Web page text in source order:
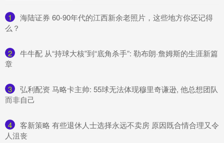
1
​海陆证券 60-90年代的江西新余老照片，这些地方你还记得
么？
2
​牛牛配 从“持球大核”到“底角杀手”: 勒布朗·詹姆斯的生涯新篇
章
3
​弘利配资 马略卡主帅: 55球无法体现穆里奇谦逊, 他总想团队
而非自己
4
​客新策略 有些退休人士选择永远不卖房 原因既合情合理又令
人沮丧